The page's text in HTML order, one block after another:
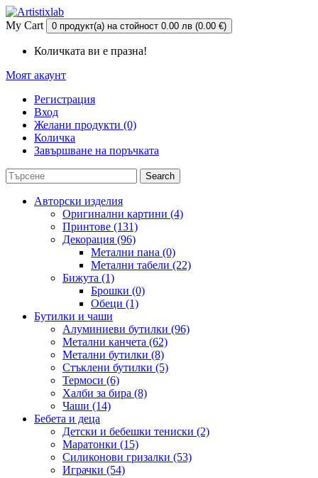
My Cart 0 продукт(а) на стойност 0.00 лв (0.00 €)
Количката ви е празна!
Моят акаунт
Регистрация
Вход
Желани продукти (0)
Количка
Завършване на поръчката
Search
Авторски изделия
Оригинални картини (4)
Принтове (131)
Декорация (96)
Метални пана (0)
Метални табели (22)
Бижута (1)
Брошки (0)
Обеци (1)
Бутилки и чаши
Алуминиеви бутилки (96)
Метални канчета (62)
Метални бутилки (8)
Стъклени бутилки (5)
Термоси (6)
Халби за бира (8)
Чаши (14)
Бебета и деца
Детски и бебешки тениски (2)
Маратонки (15)
Силиконови гризалки (53)
Играчки (54)